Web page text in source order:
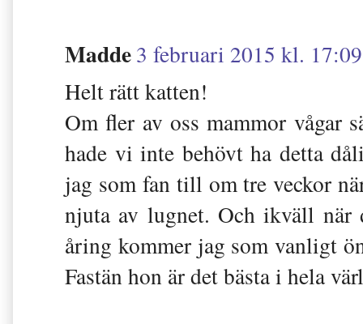
Madde3 februari 2015 kl. 17:09
Helt rätt katten!
Om fler av oss mammor vågar
hade vi inte behövt ha detta
jag som fan till om tre veckor
njuta av lugnet. Och ikväll när
åring kommer jag som vanligt
Fastän hon är det bästa i hela